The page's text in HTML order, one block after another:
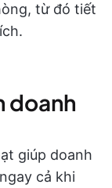
từ đó tiết
doanh
giúp doanh
cả khi